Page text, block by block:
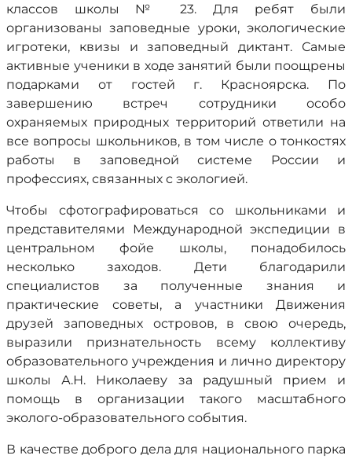
классов школы № 23. Для ребят были
организованы заповедные уроки, экологические
игротеки, квизы и заповедный диктант. Самые
активные ученики в ходе занятий были поощрены
подарками от гостей г. Красноярска. По
завершению встреч сотрудники особо
охраняемых природных территорий ответили на
все вопросы школьников, в том числе о тонкостях
работы в заповедной системе России и
профессиях, связанных с экологией.
Чтобы сфотографироваться со школьниками и
представителями Международной экспедиции в
центральном фойе школы, понадобилось
несколько заходов. Дети благодарили
специалистов за полученные знания и
практические советы, а участники Движения
друзей заповедных островов, в свою очередь,
выразили признательность всему коллективу
образовательного учреждения и лично директору
школы А.Н. Николаеву за радушный прием и
помощь в организации такого масштабного
эколого-образовательного события.
В качестве доброго дела для национального парка